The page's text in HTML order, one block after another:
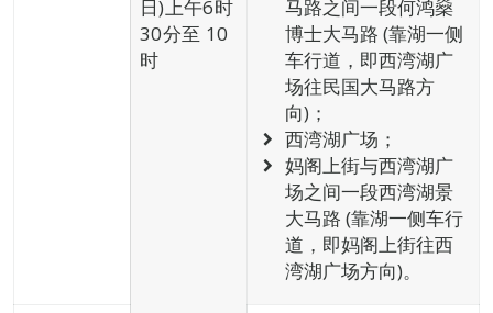
日)上午6时
30分至 10
时
马路之间一段何鸿燊
博士大马路 (靠湖一侧
车行道，即西湾湖广
场往民国大马路方
向)；
西湾湖广场；
妈阁上街与西湾湖广
场之间一段西湾湖景
大马路 (靠湖一侧车行
道，即妈阁上街往西
湾湖广场方向)。